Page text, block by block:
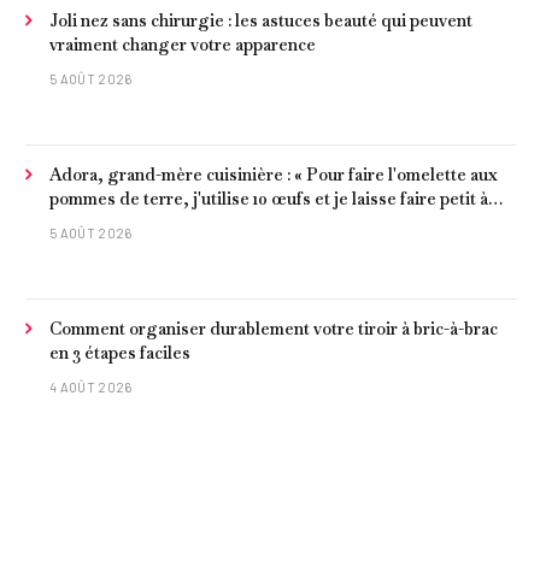
Joli nez sans chirurgie : les astuces beauté qui peuvent
vraiment changer votre apparence
5 AOÛT 2026
Adora, grand-mère cuisinière : « Pour faire l'omelette aux
pommes de terre, j'utilise 10 œufs et je laisse faire petit à
petit »
5 AOÛT 2026
Comment organiser durablement votre tiroir à bric-à-brac
en 3 étapes faciles
4 AOÛT 2026